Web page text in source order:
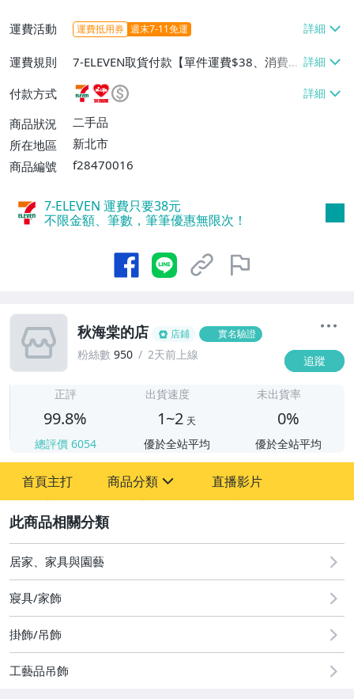
運費活動 運費抵用券 週末7-11免運
運費規則
7-ELEVEN取貨付款【單件運費$38、消費滿
$2000免運費】、萊爾富取貨付款【單件運
費$60、消費滿$2000免運費】、面交/自
取/不寄送【免運費】、郵局掛號【單件運
費$80、消費滿$2000免運費】
付款方式
商品狀況
二手品
所在地區
新北市
商品編號
f28470016
7-ELEVEN 運費只要38元
不限金額、筆數，筆筆優惠無限次！
秋海棠的店 店鋪 實名驗證
粉絲數 950 2天前上線 追蹤
正評
99.8%
總評價 6054
出貨速度
1~2 天
優於全站平均
未出貨率
0%
優於全站平均
首頁主打 商品分類
其它
直播影片
居家、家具與園藝
寢具/家飾
掛飾/吊飾
工藝品吊飾